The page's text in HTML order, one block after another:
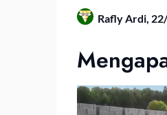
Rafly Ardi,